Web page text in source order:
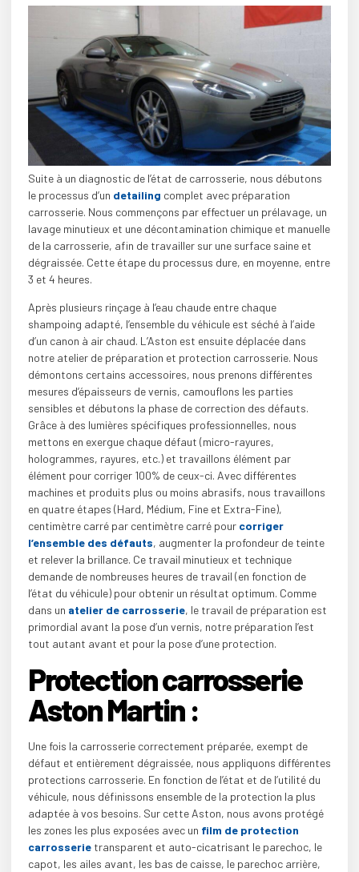
Suite à un diagnostic de l’état de carrosserie, nous débutons
le processus d’un detailing complet avec préparation
carrosserie. Nous commençons par effectuer un prélavage, un
lavage minutieux et une décontamination chimique et manuelle
de la carrosserie, afin de travailler sur une surface saine et
dégraissée. Cette étape du processus dure, en moyenne, entre
3 et 4 heures.
Après plusieurs rinçage à l’eau chaude entre chaque
shampoing adapté, l’ensemble du véhicule est séché à l’aide
d’un canon à air chaud. L’Aston est ensuite déplacée dans
notre atelier de préparation et protection carrosserie. Nous
démontons certains accessoires, nous prenons différentes
mesures d’épaisseurs de vernis, camouflons les parties
sensibles et débutons la phase de correction des défauts.
Grâce à des lumières spécifiques professionnelles, nous
mettons en exergue chaque défaut (micro-rayures,
hologrammes, rayures, etc.) et travaillons élément par
élément pour corriger 100% de ceux-ci. Avec différentes
machines et produits plus ou moins abrasifs, nous travaillons
en quatre étapes (Hard, Médium, Fine et Extra-Fine),
centimètre carré par centimètre carré pour corriger
l’ensemble des défauts, augmenter la profondeur de teinte
et relever la brillance. Ce travail minutieux et technique
demande de nombreuses heures de travail (en fonction de
l’état du véhicule) pour obtenir un résultat optimum. Comme
dans un atelier de carrosserie, le travail de préparation est
primordial avant la pose d’un vernis, notre préparation l’est
tout autant avant et pour la pose d’une protection.
Protection carrosserie
Aston Martin :
Une fois la carrosserie correctement préparée, exempt de
défaut et entièrement dégraissée, nous appliquons différentes
protections carrosserie. En fonction de l’état et de l’utilité du
véhicule, nous définissons ensemble de la protection la plus
adaptée à vos besoins. Sur cette Aston, nous avons protégé
les zones les plus exposées avec un film de protection
carrosserie transparent et auto-cicatrisant le parechoc, le
capot, les ailes avant, les bas de caisse, le parechoc arrière,